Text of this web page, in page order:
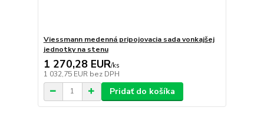
Viessmann medenná pripojovacia sada vonkajšej
jednotky na stenu
1 270,28 EUR/ks
1 032,75 EUR bez DPH
Pridať do košíka